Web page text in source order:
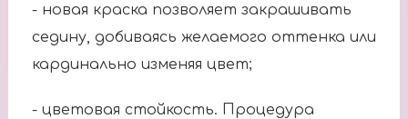
- новая краска позволяет закрашивать
седину, добиваясь желаемого оттенка или
кардинально изменяя цвет;
- цветовая стойкость. Процедура